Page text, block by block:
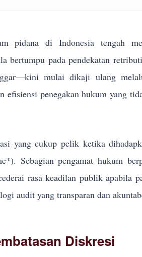
pidana di Indonesia tengah
bertumpu pada pendekatan
mulai dikaji ulang
penegakan hukum yang
yang cukup pelik ketika
Sebagian pengamat hukum
rasa keadilan publik apabila
audit yang transparan dan
Diskresi